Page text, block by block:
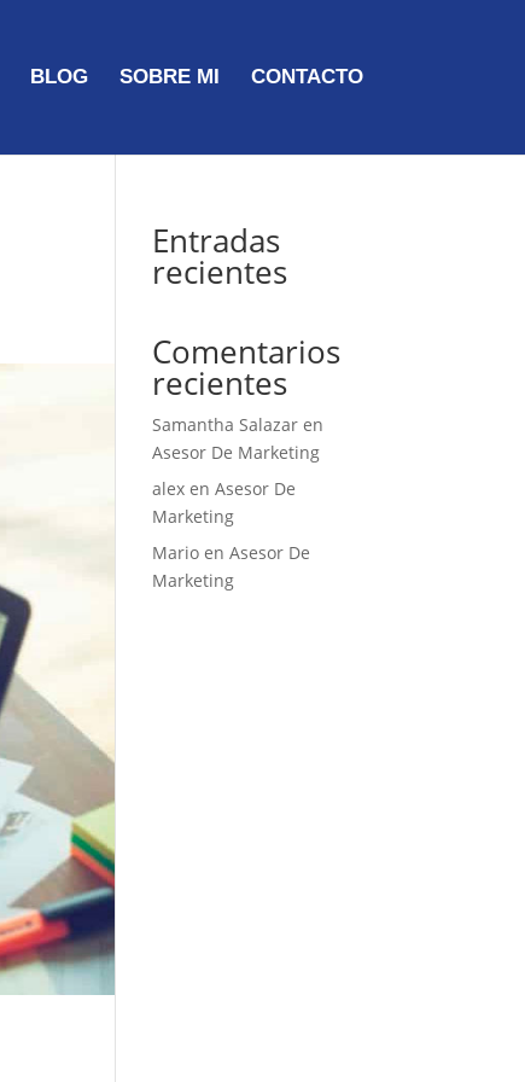
BLOG SOBRE MI CONTACTO
Entradas
recientes
Comentarios
recientes
Samantha Salazar en
Asesor De Marketing
alex enAsesor De
Marketing
Mario enAsesor De
Marketing